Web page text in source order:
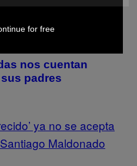
nos cuentan
padres
for free